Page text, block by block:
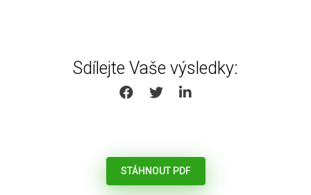
Sdílejte Vaše výsledky:
SHARE ON FACEBOOK
SHARE ON TWITTER
SHARE ON LINKEDIN
STÁHNOUT PDF